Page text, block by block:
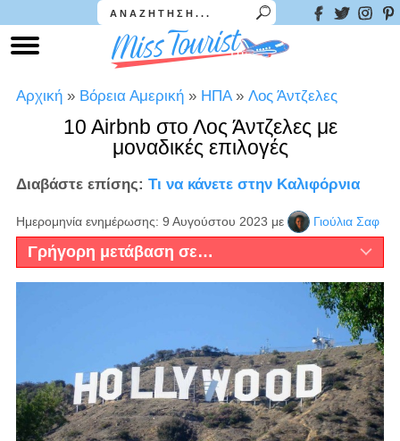
Αρχική » Βόρεια Αμερική » ΗΠΑ » Λος Άντζελες
10 Airbnb στο Λος Άντζελες με
μοναδικές επιλογές
Διαβάστε επίσης: Τι να κάνετε στην Καλιφόρνια
Ημερομηνία ενημέρωσης: 9 Αυγούστου 2023 με Γιούλια Σαφ
Γρήγορη μετάβαση σε…